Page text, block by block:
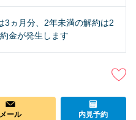
3ヵ月分、2年未満の解約は2
金が発生します
メール 内見予約